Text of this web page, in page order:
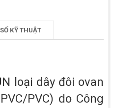
KỸ THUẬT
loại dây đôi ovan
PVC) do Công